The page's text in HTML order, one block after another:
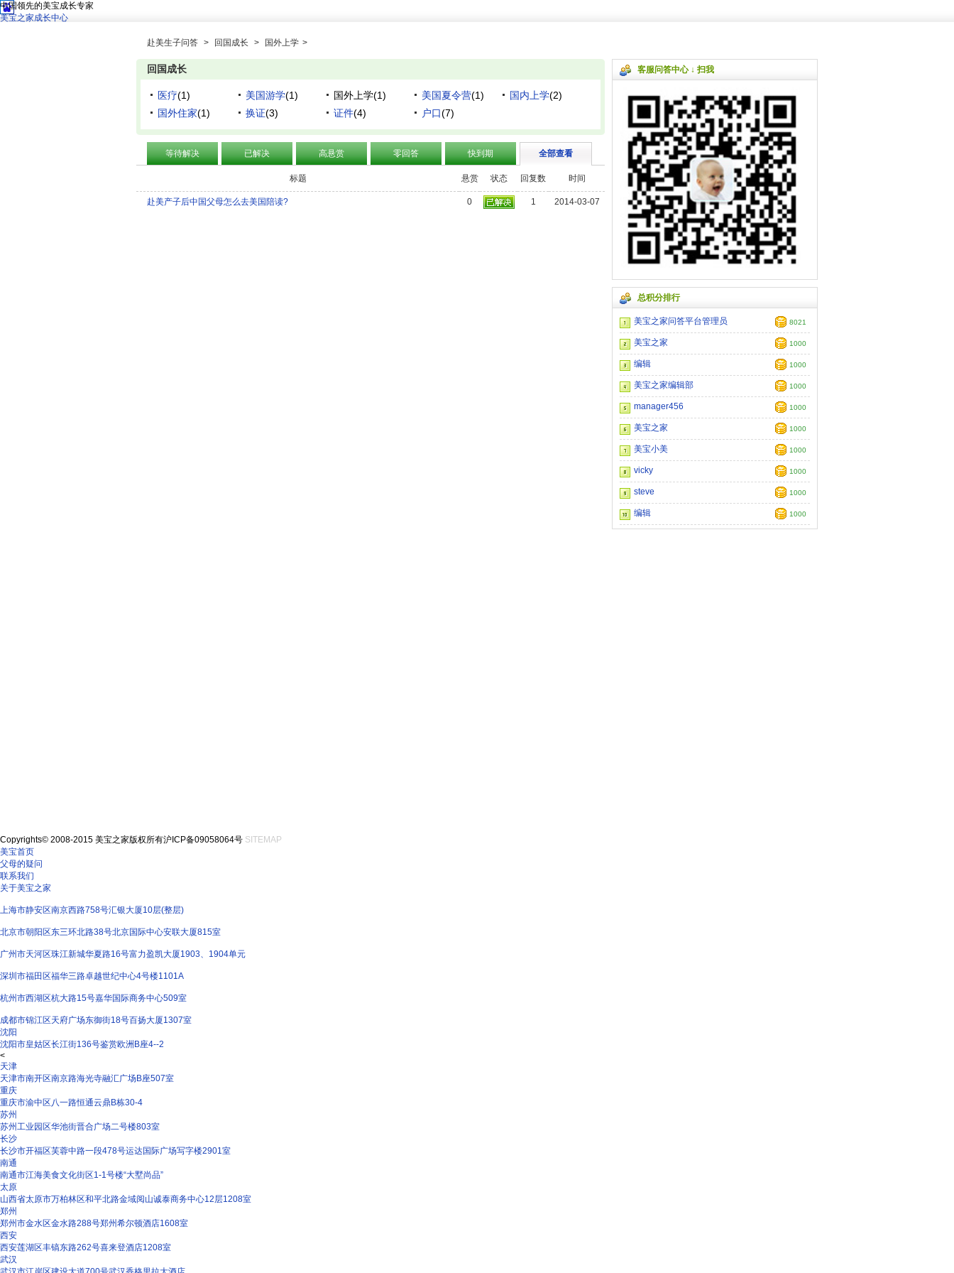
中国领先的美宝成长专家
美宝之家成长中心
赴美生子问答 > 回国成长 > 国外上学 >
回国成长
医疗(1) 美国游学(1) 国外上学(1) 美国夏令营(1) 国内上学(2)
国外住家(1) 换证(3) 证件(4) 户口(7)
等待解决 已解决 高悬赏 零回答 快到期 全部查看
标题 悬赏 状态 回复数 时间
赴美产子后中国父母怎么去美国陪读? 0 1 2014-03-07
客服问答中心 ↓ 扫我
总积分排行
美宝之家问答平台管理员 8021
美宝之家 1000
编辑 1000
美宝之家编辑部 1000
manager456 1000
美宝之家 1000
美宝小美 1000
vicky 1000
steve 1000
编辑 1000
Copyrights© 2008-2015 美宝之家版权所有沪ICP备09058064号 SITEMAP
美宝首页
父母的疑问
联系我们
关于美宝之家
上海市静安区南京西路758号汇银大厦10层(整层)
北京市朝阳区东三环北路38号北京国际中心安联大厦815室
广州市天河区珠江新城华夏路16号富力盈凯大厦1903、1904单元
深圳市福田区福华三路卓越世纪中心4号楼1101A
杭州市西湖区杭大路15号嘉华国际商务中心509室
成都市锦江区天府广场东御街18号百扬大厦1307室
沈阳
沈阳市皇姑区长江街136号鉴赏欧洲B座4--2
<
天津
天津市南开区南京路海光寺融汇广场B座507室
重庆
重庆市渝中区八一路恒通云鼎B栋30-4
苏州
苏州工业园区华池街晋合广场二号楼803室
长沙
长沙市开福区芙蓉中路一段478号运达国际广场写字楼2901室
南通
南通市江海美食文化街区1-1号楼“大墅尚品”
太原
山西省太原市万柏林区和平北路金域阅山诚泰商务中心12层1208室
郑州
郑州市金水区金水路288号郑州希尔顿酒店1608室
西安
西安莲湖区丰镐东路262号喜来登酒店1208室
武汉